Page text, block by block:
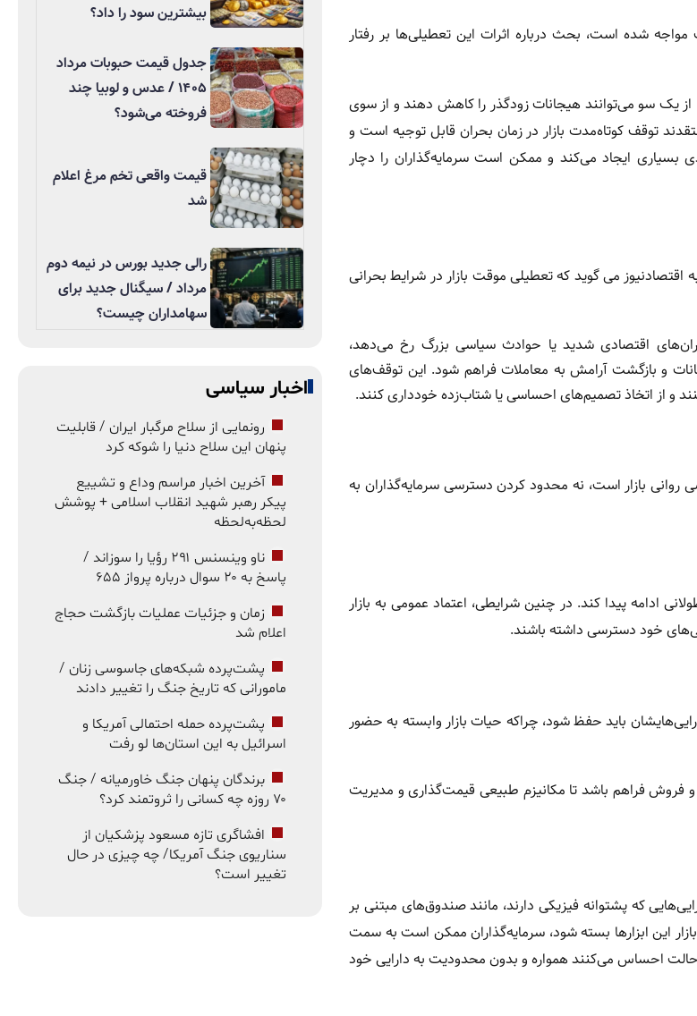
مواجه شده است، بحث درباره اثرات این تعطیلی‌ها بر رفتار
یک سو می‌توانند هیجانات زودگذر را کاهش دهند و از سوی
توقف کوتاه‌مدت بازار در زمان بحران قابل توجیه است و
ایجاد می‌کند و ممکن است سرمایه‌گذاران را دچار
به اقتصادنیوز می گوید که تعطیلی موقت بازار در شرایط بحرانی
اقتصادی شدید یا حوادث سیاسی بزرگ رخ می‌دهد،
و بازگشت آرامش به معاملات فراهم شود. این توقف‌های
و از اتخاذ تصمیم‌های احساسی یا شتاب‌زده خودداری کنند.
بازار است، نه محدود کردن دسترسی سرمایه‌گذاران به
ادامه پیدا کند. در چنین شرایطی، اعتماد عمومی به بازار
خود دسترسی داشته باشند.
باید حفظ شود، چراکه حیات بازار وابسته به حضور
و فروش فراهم باشد تا مکانیزم طبیعی قیمت‌گذاری و مدیریت
که پشتوانه فیزیکی دارند، مانند صندوق‌های مبتنی بر
این ابزارها بسته شود، سرمایه‌گذاران ممکن است به سمت
احساس می‌کنند همواره و بدون محدودیت به دارایی خود
بیشترین سود را داد؟
جدول قیمت حبوبات مرداد
۱۴۰۵ / عدس و لوبیا چند
فروخته می‌شود؟
قیمت واقعی تخم مرغ اعلام
شد
رالی جدید بورس در نیمه دوم
مرداد / سیگنال جدید برای
سهامداران چیست؟
اخبار سیاسی
رونمایی از سلاح مرگبار ایران / قابلیت
پنهان این سلاح دنیا را شوکه کرد
آخرین اخبار مراسم وداع و تشییع
پیکر رهبر شهید انقلاب اسلامی + پوشش
لحظه‌به‌لحظه
ناو وینسنس ۲۹۱ رؤیا را سوزاند /
پاسخ به ۲۰ سوال درباره پرواز ۶۵۵
زمان و جزئیات عملیات بازگشت حجاج
اعلام شد
پشت‌پرده شبکه‌های جاسوسی زنان /
مامورانی که تاریخ جنگ را تغییر دادند
پشت‌پرده حمله احتمالی آمریکا و
اسرائیل به این استان‌ها لو رفت
برندگان پنهان جنگ خاورمیانه / جنگ
۷۰ روزه چه کسانی را ثروتمند کرد؟
افشاگری تازه مسعود پزشکیان از
سناریوی جنگ آمریکا/ چه چیزی در حال
تغییر است؟